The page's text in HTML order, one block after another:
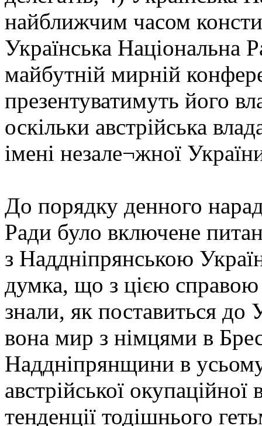
найближчим часом
Українська Національна
майбутній мирній
презентуватимуть його
оскільки австрійська
імені незале¬жної
До порядку денного
Ради було включене
з Наддніпрянською
думка, що з цією справою
знали, як поставиться до
вона мир з німцями в
Наддніпрянщини в
австрійської
тенденції тодішнього